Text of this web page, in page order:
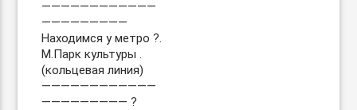
————————————
—————————
Находимся у метро ?.
М.Парк культуры .
(кольцевая линия)
————————————
————————— ?